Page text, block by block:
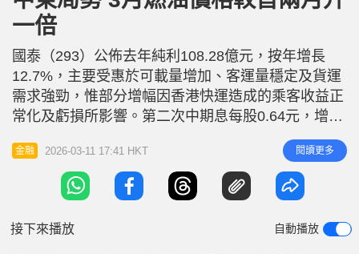
3
n
n
-
c
t
r
e
一倍
國泰（293）公佈去年純利108.28億元，按年增長
12.7%，主要受惠於可載量增加、客運量穩定及貨運
需求強勁，惟部分增幅因香港快運造成的乘客收益正
常化及虧損所影響。第二次中期息每股0.64元，增加
31%。另一方面，國泰行政總裁林紹波表示，因應中
東局勢影響，3月航空燃油價格較1月及2月的平均價
格升約一倍，國泰將於短期內調整燃油附加費。 相
關文章：香港航空周四起加燃油附加費 單程最多150
金融 2026-03-11 17:41 HKT 閱讀更多
接下來播放 自動播放